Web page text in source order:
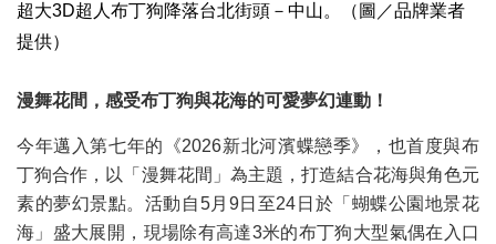
超大3D超人布丁狗降落台北街頭－中山。（圖／品牌業者
提供）
漫舞花間，感受布丁狗與花海的可愛夢幻連動！
今年邁入第七年的《2026新北河濱蝶戀季》，也首度與布
丁狗合作，以「漫舞花間」為主題，打造結合花海與角色元
素的夢幻景點。活動自5月9日至24日於「蝴蝶公園地景花
海」盛大展開，現場除有高達3米的布丁狗大型氣偶在入口